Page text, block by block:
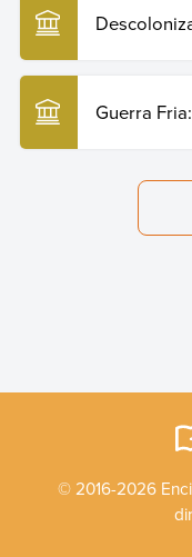
Guerra
© 2016-2026